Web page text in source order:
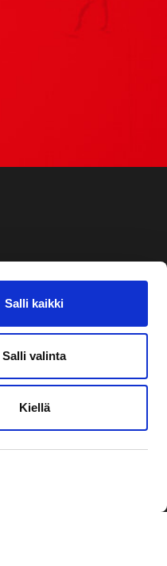
Salli kaikki
Salli valinta
Kiellä